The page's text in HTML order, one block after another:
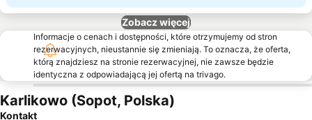
Zobacz więcej
Informacje o cenach i dostępności, które otrzymujemy od stron
rezerwacyjnych, nieustannie się zmieniają. To oznacza, że oferta,
którą znajdziesz na stronie rezerwacyjnej, nie zawsze będzie
identyczna z odpowiadającą jej ofertą na trivago.
Karlikowo (Sopot, Polska)
Kontakt